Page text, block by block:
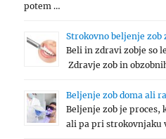
potem …
Strokovno beljenje
Beli in zdravi zobje so
Zdravje zob in
Beljenje zob doma ali
Beljenje zob je proces,
ali pa pri strokovnjaku